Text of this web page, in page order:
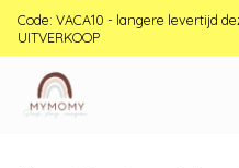
Code: VACA10 - langere levertijd
UITVERKOOP